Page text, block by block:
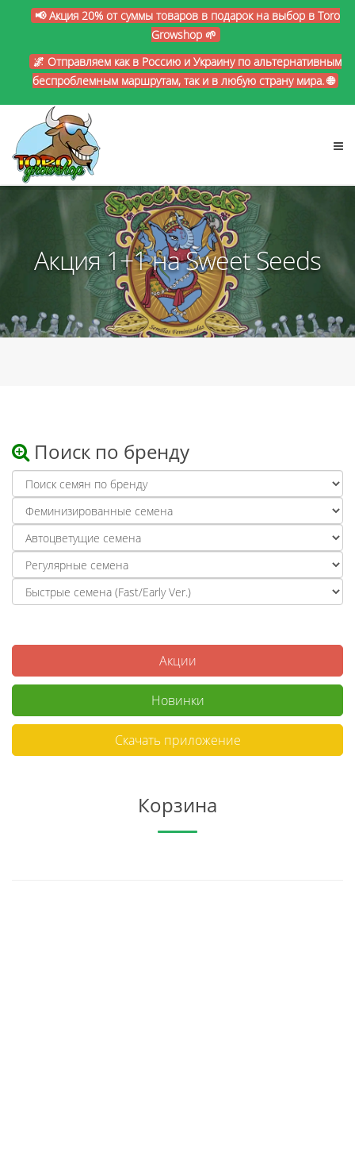
📢 Акция 20% от суммы товаров в подарок на выбор в Toro
Growshop 🌱
🌌 Отправляем как в Россию и Украину по альтернативным
беспроблемным маршрутам, так и в любую страну мира. 🌐
Акция 1+1 на Sweet Seeds
Поиск по бренду
Акции
Новинки
Скачать приложение
Корзина